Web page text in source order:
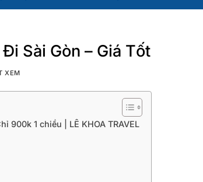
Sài Gòn – Giá Tốt
XEM
900k 1 chiều | LÊ KHOA TRAVEL